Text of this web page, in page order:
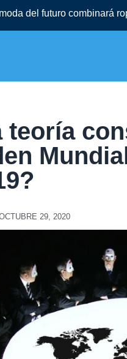
del futuro combinará
teoría
29, 2020